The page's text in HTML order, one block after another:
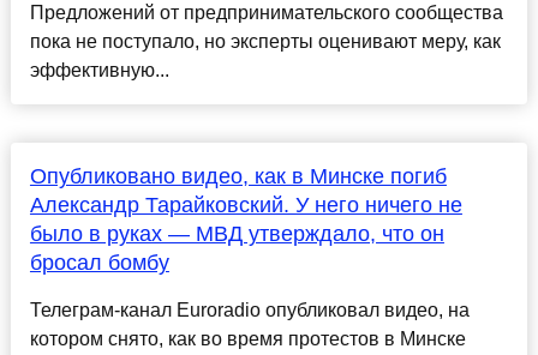
Предложений от предпринимательского сообщества
пока не поступало, но эксперты оценивают меру, как
эффективную...
Опубликовано видео, как в Минске погиб
Александр Тарайковский. У него ничего не
было в руках — МВД утверждало, что он
бросал бомбу
Телеграм-канал Euroradio опубликовал видео, на
котором снято, как во время протестов в Минске